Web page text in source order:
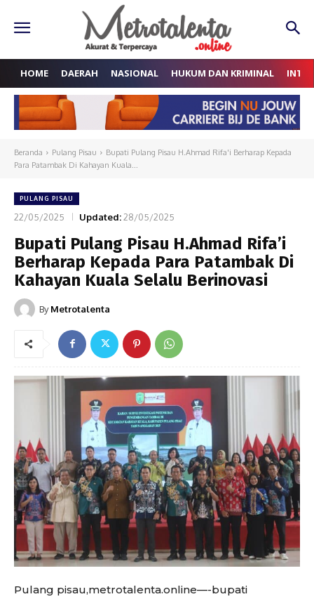
HOME DAERAH NASIONAL HUKUM DAN KRIMINAL
Beranda Pulang Pisau
Bupati Pulang Pisau H.Ahmad Rifa'i Berharap Kepada
Para Patambak Di Kahayan Kuala...
PULANG PISAU
22/05/2025 Updated:28/05/2025
Bupati Pulang Pisau H.Ahmad Rifa’i
Berharap Kepada Para Patambak Di
Kahayan Kuala Selalu Berinovasi
By Metrotalenta
Pulang pisau,metrotalenta.online—-bupati